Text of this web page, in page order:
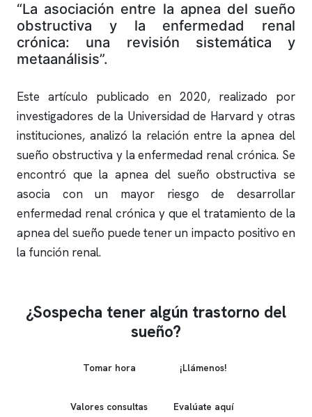
“La asociación entre la apnea del sueño
obstructiva y la enfermedad renal
crónica: una revisión sistemática y
metaanálisis”.
Este artículo publicado en 2020, realizado por
investigadores de la Universidad de Harvard y otras
instituciones, analizó la relación entre la apnea del
sueño obstructiva y la enfermedad renal crónica. Se
encontró que la apnea del sueño obstructiva se
asocia con un mayor riesgo de desarrollar
enfermedad renal crónica y que el tratamiento de la
apnea del sueño puede tener un impacto positivo en
la función renal.
¿Sospecha tener algún trastorno del
sueño?
Tomar hora ¡Llámenos!
Valores consultas Evalúate aquí